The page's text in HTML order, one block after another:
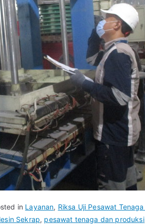
in Layanan, Riksa Uji Pesawat
Sekrap, pesawat tenaga dan produksi